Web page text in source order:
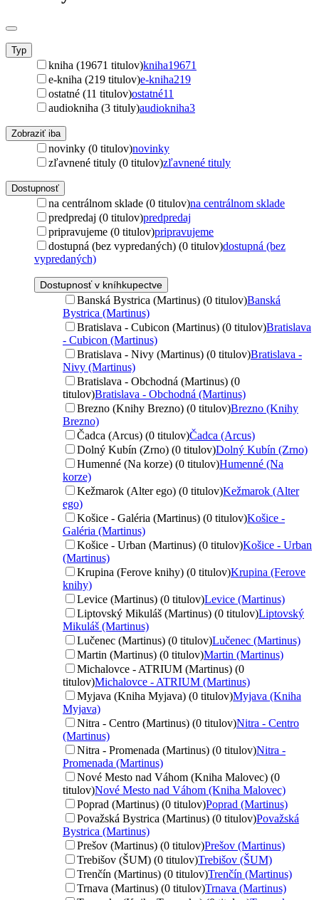
Typ
kniha (19671 titulov)kniha19671
e-kniha (219 titulov)e-kniha219
ostatné (11 titulov)ostatné11
audiokniha (3 tituly)audiokniha3
Zobraziť iba
novinky (0 titulov)novinky
zľavnené tituly (0 titulov)zľavnené tituly
Dostupnosť
na centrálnom sklade (0 titulov)na centrálnom sklade
predpredaj (0 titulov)predpredaj
pripravujeme (0 titulov)pripravujeme
dostupná (bez vypredaných) (0 titulov)dostupná (bez
vypredaných)
Dostupnosť v kníhkupectve
Banská Bystrica (Martinus) (0 titulov)Banská
Bystrica (Martinus)
Bratislava - Cubicon (Martinus) (0 titulov)Bratislava
- Cubicon (Martinus)
Bratislava - Nivy (Martinus) (0 titulov)Bratislava -
Nivy (Martinus)
Bratislava - Obchodná (Martinus) (0
titulov)Bratislava - Obchodná (Martinus)
Brezno (Knihy Brezno) (0 titulov)Brezno (Knihy
Brezno)
Čadca (Arcus) (0 titulov)Čadca (Arcus)
Dolný Kubín (Zrno) (0 titulov)Dolný Kubín (Zrno)
Humenné (Na korze) (0 titulov)Humenné (Na
korze)
Kežmarok (Alter ego) (0 titulov)Kežmarok (Alter
ego)
Košice - Galéria (Martinus) (0 titulov)Košice -
Galéria (Martinus)
Košice - Urban (Martinus) (0 titulov)Košice - Urban
(Martinus)
Krupina (Ferove knihy) (0 titulov)Krupina (Ferove
knihy)
Levice (Martinus) (0 titulov)Levice (Martinus)
Liptovský Mikuláš (Martinus) (0 titulov)Liptovský
Mikuláš (Martinus)
Lučenec (Martinus) (0 titulov)Lučenec (Martinus)
Martin (Martinus) (0 titulov)Martin (Martinus)
Michalovce - ATRIUM (Martinus) (0
titulov)Michalovce - ATRIUM (Martinus)
Myjava (Kniha Myjava) (0 titulov)Myjava (Kniha
Myjava)
Nitra - Centro (Martinus) (0 titulov)Nitra - Centro
(Martinus)
Nitra - Promenada (Martinus) (0 titulov)Nitra -
Promenada (Martinus)
Nové Mesto nad Váhom (Kniha Malovec) (0
titulov)Nové Mesto nad Váhom (Kniha Malovec)
Poprad (Martinus) (0 titulov)Poprad (Martinus)
Považská Bystrica (Martinus) (0 titulov)Považská
Bystrica (Martinus)
Prešov (Martinus) (0 titulov)Prešov (Martinus)
Trebišov (ŠUM) (0 titulov)Trebišov (ŠUM)
Trenčín (Martinus) (0 titulov)Trenčín (Martinus)
Trnava (Martinus) (0 titulov)Trnava (Martinus)